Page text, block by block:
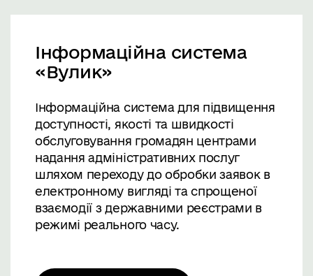
Інформаційна система
«Вулик»
Інформаційна система для підвищення
доступності, якості та швидкості
обслуговування громадян центрами
надання адміністративних послуг
шляхом переходу до обробки заявок в
електронному вигляді та спрощеної
взаємодії з державними реєстрами в
режимі реального часу.